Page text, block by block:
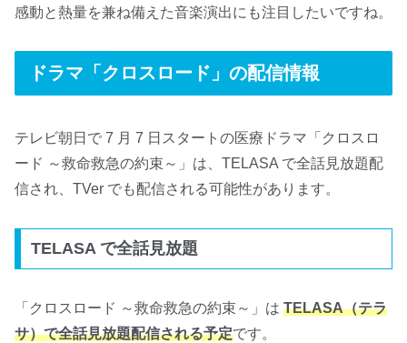
感動と熱量を兼ね備えた音楽演出にも注目したいですね。
ドラマ「クロスロード」の配信情報
テレビ朝日で 7 月 7 日スタートの医療ドラマ「クロスロ
ード ～救命救急の約束～」は、TELASA で全話見放題配
信され、TVer でも配信される可能性があります。
TELASA で全話見放題
「クロスロード ～救命救急の約束～」は TELASA（テラ
サ）で全話見放題配信される予定です。